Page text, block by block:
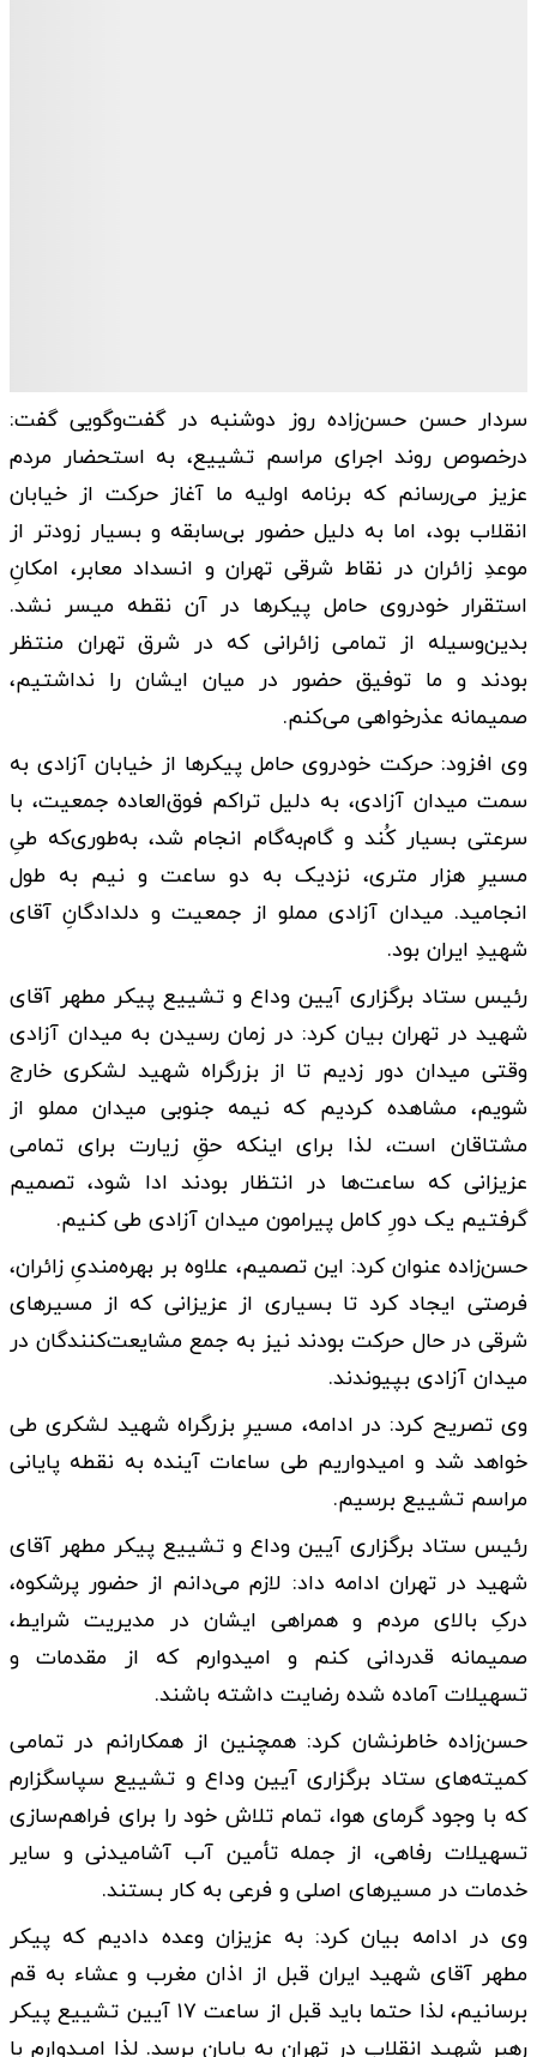
سردار حسن حسن‌زاده روز دوشنبه در گفت‌و‌گویی گفت:
درخصوص روند اجرای مراسم تشییع، به استحضار مردم
عزیز می‌رسانم که برنامه اولیه ما آغاز حرکت از خیابان
انقلاب بود، اما به دلیل حضور بی‌سابقه و بسیار زودتر از
موعدِ زائران در نقاط شرقی تهران و انسداد معابر، امکانِ
استقرار خودروی حامل پیکرها در آن نقطه میسر نشد.
بدین‌وسیله از تمامی زائرانی که در شرق تهران منتظر
بودند و ما توفیق حضور در میان ایشان را نداشتیم،
صمیمانه عذرخواهی می‌کنم.
وی افزود: حرکت خودروی حامل پیکرها از خیابان آزادی به
سمت میدان آزادی، به دلیل تراکم فوق‌العاده جمعیت، با
سرعتی بسیار کُند و گام‌به‌گام انجام شد، به‌طوری‌که طیِ
مسیرِ هزار متری، نزدیک به دو ساعت و نیم به طول
انجامید. میدان آزادی مملو از جمعیت و دلدادگانِ آقای
شهیدِ ایران بود.
رئیس ستاد برگزاری آیین وداع و تشییع پیکر مطهر آقای
شهید در تهران بیان کرد: در زمان رسیدن به میدان آزادی
وقتی میدان دور زدیم تا از بزرگراه شهید لشکری خارج
شویم، مشاهده کردیم که نیمه جنوبی میدان مملو از
مشتاقان است، لذا برای اینکه حقِ زیارت برای تمامی
عزیزانی که ساعت‌ها در انتظار بودند ادا شود، تصمیم
گرفتیم یک دورِ کامل پیرامون میدان آزادی طی کنیم.
حسن‌زاده عنوان کرد: این تصمیم، علاوه بر بهره‌مندیِ زائران،
فرصتی ایجاد کرد تا بسیاری از عزیزانی که از مسیرهای
شرقی در حال حرکت بودند نیز به جمع مشایعت‌کنندگان در
میدان آزادی بپیوندند.
وی تصریح کرد: در ادامه، مسیرِ بزرگراه شهید لشکری طی
خواهد شد و امیدواریم طی ساعات آینده به نقطه پایانی
مراسم تشییع برسیم.
رئیس ستاد برگزاری آیین وداع و تشییع پیکر مطهر آقای
شهید در تهران ادامه داد: لازم می‌دانم از حضور پرشکوه،
درکِ بالای مردم و همراهی ایشان در مدیریت شرایط،
صمیمانه قدردانی کنم و امیدوارم که از مقدمات و
تسهیلات آماده شده رضایت داشته باشند.
حسن‌زاده خاطرنشان کرد: همچنین از همکارانم در تمامی
کمیته‌های ستاد برگزاری آیین وداع و تشییع سپاسگزارم
که با وجود گرمای هوا، تمام تلاش خود را برای فراهم‌سازی
تسهیلات رفاهی، از جمله تأمین آب آشامیدنی و سایر
خدمات در مسیرهای اصلی و فرعی به کار بستند.
وی در ادامه بیان کرد: به عزیزان وعده دادیم که پیکر
مطهر آقای شهید ایران قبل از اذان مغرب و عشاء به قم
برسانیم، لذا حتما باید قبل از ساعت ۱۷ آیین تشییع پیکر
رهبر شهید انقلاب در تهران به پایان برسد. لذا امیدوارم با